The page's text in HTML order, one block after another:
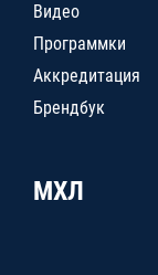
Видео
Программки
Аккредитация
Брендбук
МХЛ